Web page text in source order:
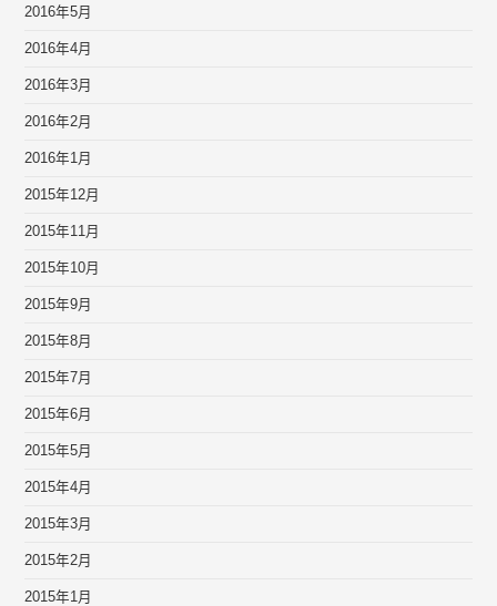
2016年5月
2016年4月
2016年3月
2016年2月
2016年1月
2015年12月
2015年11月
2015年10月
2015年9月
2015年8月
2015年7月
2015年6月
2015年5月
2015年4月
2015年3月
2015年2月
2015年1月